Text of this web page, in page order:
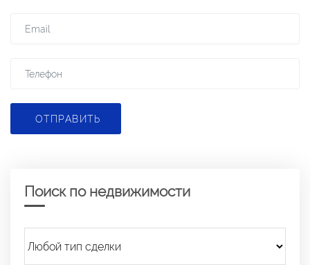
ОТПРАВИТЬ
Поиск по недвижимости